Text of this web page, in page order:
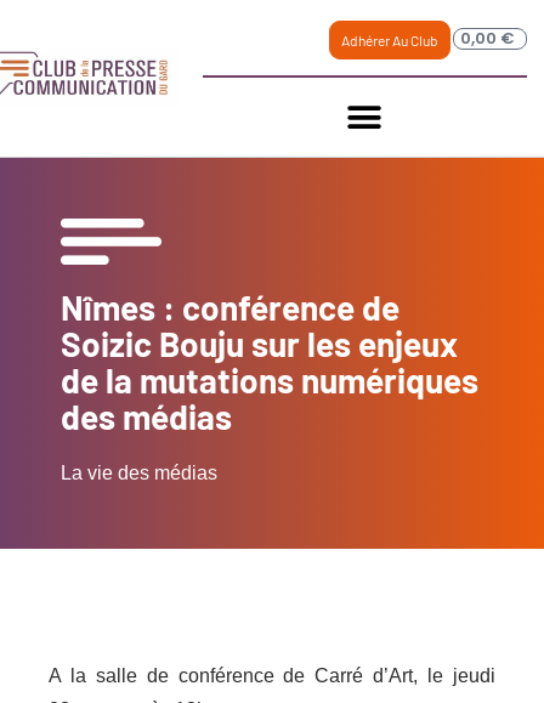
Adhérer Au Club 0,00 €
Nîmes : conférence de
Soizic Bouju sur les enjeux
de la mutations numériques
des médias
La vie des médias
A la salle de conférence de Carré d’Art, le jeudi